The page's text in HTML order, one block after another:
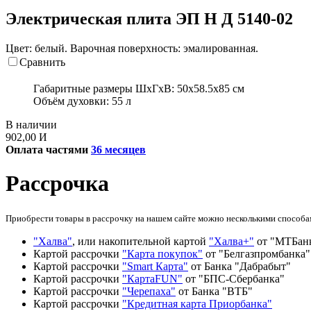
Электрическая плита ЭП Н Д 5140-02
Цвет: белый. Варочная поверхность: эмалированная.
Сравнить
Габаритные размеры ШхГхВ: 50x58.5x85 см
Объём духовки: 55 л
В наличии
902,00 И
Оплата частями 36 месяцев
Рассрочка
Приобрести товары в рассрочку на нашем сайте можно несколькими
"Халва", или накопительной картой "Халва+" от
Картой рассрочки "Карта покупок" от "Белгазпромбанка"
Картой рассрочки "Smart Карта" от Банка "Дабрабыт"
Картой рассрочки "КартаFUN" от "БПС-Сбербанка"
Картой рассрочки "Черепаха" от Банка "ВТБ"
Картой рассрочки "Кредитная карта Приорбанка"